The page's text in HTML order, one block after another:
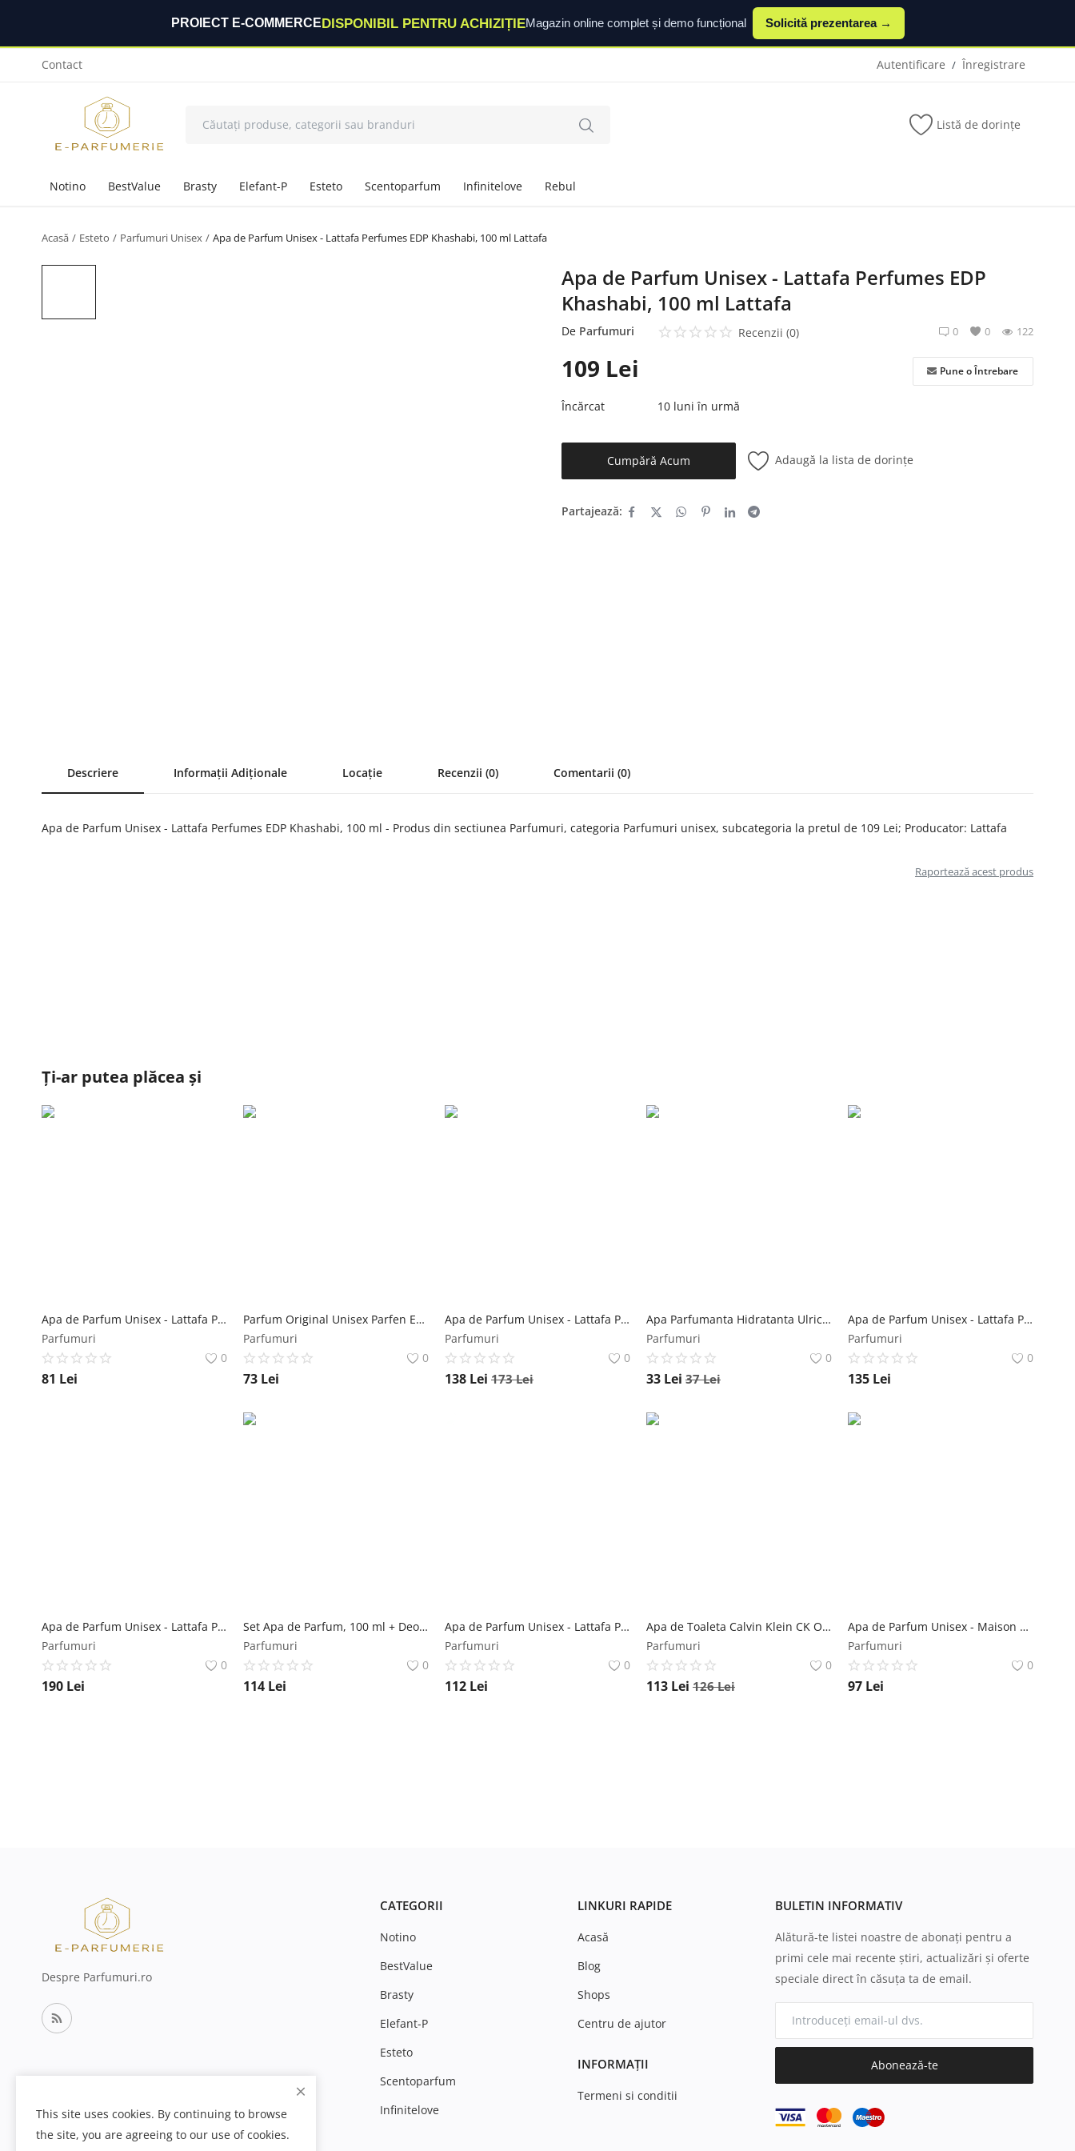
PROIECT E-COMMERCEDISPONIBIL PENTRU ACHIZIȚIEMagazin online complet și demo funcțional Solicită prezentarea →
Contact Autentificare / Înregistrare
Listă de dorințe
Notino BestValue Brasty Elefant-P Esteto Scentoparfum Infinitelove Rebul
Acasă Esteto Parfumuri Unisex Apa de Parfum Unisex - Lattafa Perfumes EDP Khashabi, 100 ml Lattafa
Apa de Parfum Unisex - Lattafa Perfumes EDP
Khashabi, 100 ml Lattafa
De Parfumuri Recenzii (0) 0 0 122
109 Lei Pune o Întrebare
Încărcat 10 luni în urmă
Cumpără Acum Adaugă la lista de dorințe
Partajează:
Descriere Informații Adiționale Locație Recenzii (0) Comentarii (0)
Apa de Parfum Unisex - Lattafa Perfumes EDP Khashabi, 100 ml - Produs din sectiunea Parfumuri, categoria Parfumuri unisex, subcategoria la pretul de 109 Lei; Producator: Lattafa
Raportează acest produs
Ți-ar putea plăcea și
Apa de Parfum Unisex - Lattafa Perfumes EDP Muna, 100 ml Lattafa
Parfumuri
0
81 Lei
Parfum Original Unisex Parfen Excentrix PFN730 Florgarden, 30 ml Florgarden
Parfumuri
0
73 Lei
Apa de Parfum Unisex - Lattafa Perfumes EDP Bade'e al Oud Sublime, 100 ml Lattafa
Parfumuri
0
138 Lei 173Lei
Apa Parfumanta Hidratanta Ulric de Varens Eau de Varens No. 4, Unisex, 150ml Ulric de Varens
Parfumuri
0
33 Lei 37Lei
Apa de Parfum Unisex - Lattafa Perfumes EDP Al Noble Safeer, 100 ml Lattafa
Parfumuri
0
135 Lei
Apa de Parfum Unisex - Lattafa Perfumes EDP Maahir Legacy, 100 ml Lattafa
Parfumuri
0
190 Lei
Set Apa de Parfum, 100 ml + Deodorant Spray, 50 ml, Unisex - Lattafa Perfumes, Ameer al Oud, 1 set Lattafa
Parfumuri
0
114 Lei
Apa de Parfum Unisex - Lattafa Perfumes EDP Mohra, 100 ml Lattafa
Parfumuri
0
112 Lei
Apa de Toaleta Calvin Klein CK One Gold, Unisex, 50 ml Calvin Klein
Parfumuri
0
113 Lei 126Lei
Apa de Parfum Unisex - Maison Alhambra EDP Signatures No. II, 50 ml Maison Alhambra
Parfumuri
0
97 Lei
Despre Parfumuri.ro
CATEGORII
Notino
BestValue
Brasty
Elefant-P
Esteto
Scentoparfum
Infinitelove
LINKURI RAPIDE
Acasă
Blog
Shops
Centru de ajutor
INFORMAȚII
Termeni si conditii
BULETIN INFORMATIV
Alătură-te listei noastre de abonați pentru a
primi cele mai recente știri, actualizări și oferte
speciale direct în căsuța ta de email.
Abonează-te
This site uses cookies. By continuing to browse
the site, you are agreeing to our use of cookies.